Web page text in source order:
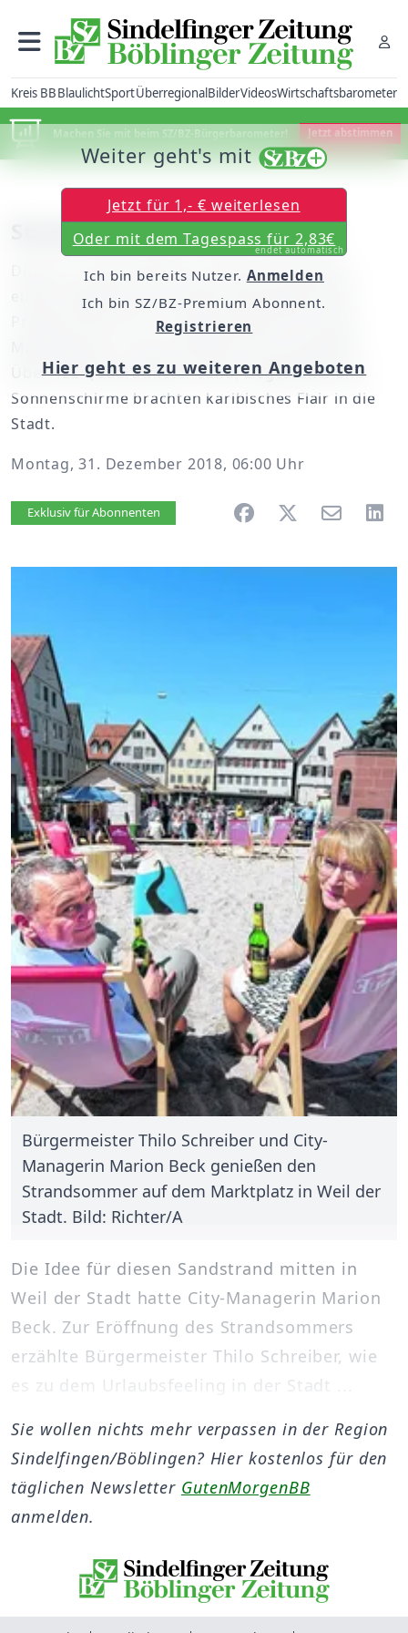
Kreis BBBlaulichtSportÜberregionalBilderVideosWirtschaftsbarometer
Machen Sie mit beim SZ/BZ-Bürgerbarometer! Jetzt abstimmen
Strand auf dem Marktplatz
Direkt vor dem Rathaus mit einem Cocktail in
einem Liegestuhl am Sandstrand liegen? Kein
Problem. Bis zum 31. August blieb ein Teil des
Über 422 Quadratmeter Sand, Liegestühle und
Sonnenschirme brachten karibisches Flair in die
Stadt.
Montag, 31. Dezember 2018, 06:00 Uhr
Artikel vorlesen
Exklusiv für Abonnenten
Bürgermeister Thilo Schreiber und City-
Managerin Marion Beck genießen den
Strandsommer auf dem Marktplatz in Weil der
Stadt. Bild: Richter/A
Die Idee für diesen Sandstrand mitten in
Weil der Stadt hatte City-Managerin Marion
Beck. Zur Eröffnung des Strandsommers
erzählte Bürgermeister Thilo Schreiber, wie
es zu dem Urlaubsfeeling in der Stadt ...
Weiter geht's mit
Jetzt für 1,- € weiterlesen
Oder mit dem Tagespass für 2,83€
endet automatisch
Ich bin bereits Nutzer. Anmelden
Ich bin SZ/BZ-Premium Abonnent.
Registrieren
Hier geht es zu weiteren Angeboten
Sie wollen nichts mehr verpassen in der Region
Sindelfingen/Böblingen? Hier kostenlos für den
täglichen Newsletter GutenMorgenBB
anmelden.